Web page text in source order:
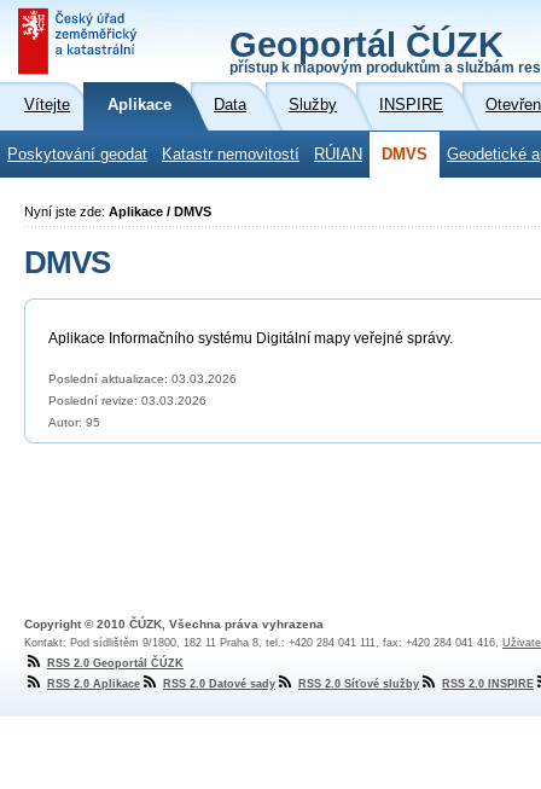
Geoportál ČÚZK
přístup k mapovým produktům a službám
Vítejte Aplikace Data Služby INSPIRE
Poskytování geodat Katastr nemovitostí RÚIAN DMVS Geodetické
Nyní jste zde: Aplikace / DMVS
DMVS
Aplikace Informačního systému Digitální mapy veřejné správy.
Poslední aktualizace: 03.03.2026
Poslední revize: 03.03.2026
Autor: 95
Copyright © 2010 ČÚZK, Všechna práva vyhrazena
Kontakt: Pod sídlištěm 9/1800, 182 11 Praha 8, tel.: +420 284 041 111, fax: +420 284 041 416,
RSS 2.0 Geoportál ČÚZK
RSS 2.0 Aplikace
RSS 2.0 Datové sady RSS 2.0 Síťové služby RSS 2.0 INSPIRE